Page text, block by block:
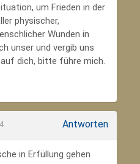
um Frieden in der
physischer,
Wunden in
unser und vergib uns
dich, bitte führe mich.
Antworten
in Erfüllung gehen